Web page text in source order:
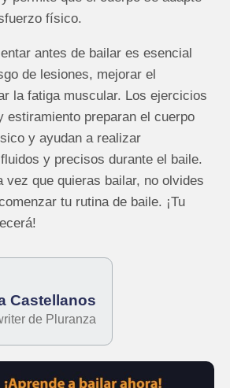
físico.
antes de bailar es esencial
de lesiones, mejorar el
la fatiga muscular. Los ejercicios
estiramiento preparan el cuerpo
y ayudan a realizar
y precisos durante el baile.
vez que quieras bailar, no olvides
tu rutina de baile. ¡Tu
Castellanos
de Pluranza